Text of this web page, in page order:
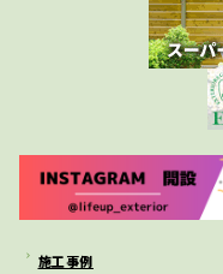
施工事例